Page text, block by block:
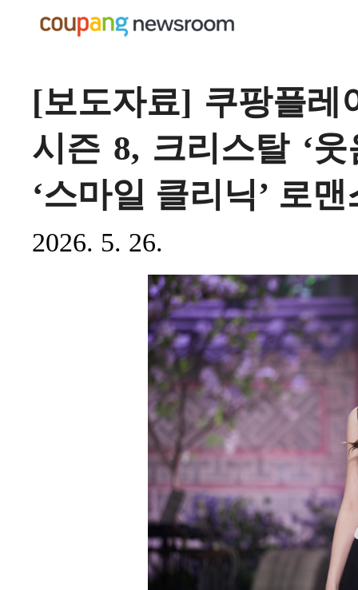
[보도자료] 쿠팡플레
시즌 8, 크리스탈 ‘
‘스마일 클리닉’ 로
2026. 5. 26.